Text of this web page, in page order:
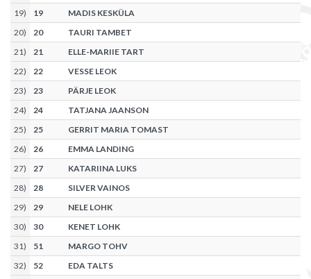
19) 19
MADIS KESKÜLA
20) 20
TAURI TAMBET
21) 21
ELLE-MARIIE TART
22) 22
VESSE LEOK
23) 23
PÄRJE LEOK
24) 24
TATJANA JAANSON
25) 25
GERRIT MARIA TOMAST
26) 26
EMMA LANDING
27) 27
KATARIINA LUKS
28) 28
SILVER VAINOS
29) 29
NELE LOHK
30) 30
KENET LOHK
31) 51
MARGO TOHV
32) 52
EDA TALTS